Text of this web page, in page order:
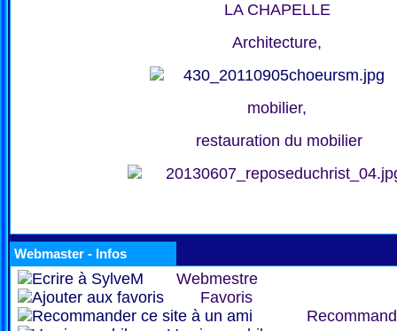
LA CHAPELLE
Architecture,
mobilier,
restauration du mobilier
Webmaster - Infos
Webmestre
Favoris